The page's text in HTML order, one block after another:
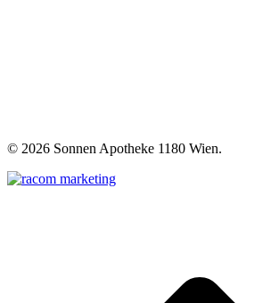
© 2026 Sonnen Apotheke 1180 Wien.